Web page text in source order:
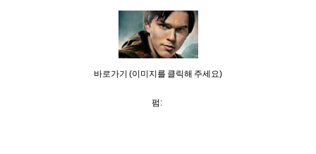
바로가기 (이미지를 클릭해 주세요)
펌: